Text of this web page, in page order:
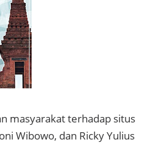
masyarakat terhadap situs
Wibowo, dan Ricky Yulius